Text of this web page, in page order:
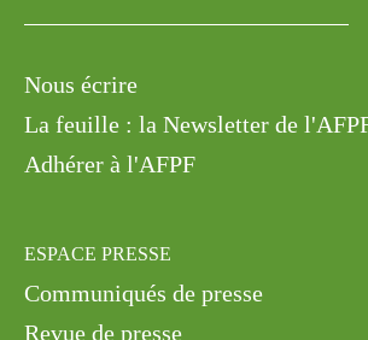
Nous écrire
La feuille : la Newsletter de l'AFPF
Adhérer à l'AFPF
ESPACE PRESSE
Communiqués de presse
Revue de presse